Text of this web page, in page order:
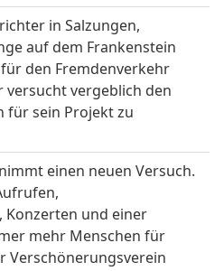
in Salzungen,
auf dem Frankenstein
den Fremdenverkehr
versucht vergeblich den
für sein Projekt zu
einen neuen Versuch.
Konzerten und einer
mehr Menschen für
Verschönerungsverein